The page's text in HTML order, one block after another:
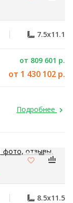
7.5x11.1
от 809 601 р.
от 1 430 102 р.
Подробнее
8.5x11.5